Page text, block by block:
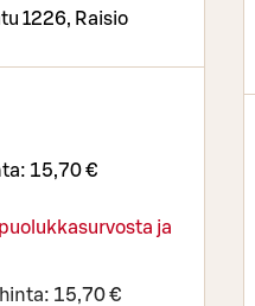
1226, Raisio
15,70 €
ja
15,70 €